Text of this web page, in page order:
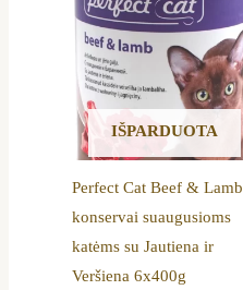
IŠPARDUOTA
Perfect Cat Beef & Lamb
konservai suaugusioms
katėms su Jautiena ir
Veršiena 6x400g